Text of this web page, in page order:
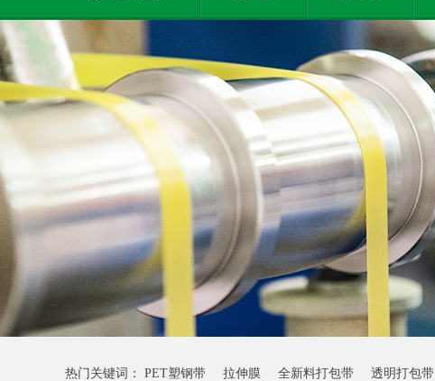
热门关键词： PET塑钢带 拉伸膜 全新料打包带 透明打包带